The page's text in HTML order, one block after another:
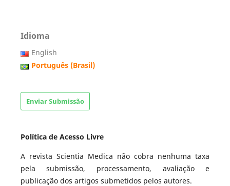
Idioma
English
Português (Brasil)
Enviar Submissão
Política de Acesso Livre
A revista Scientia Medica não cobra nenhuma taxa
pela submissão, processamento, avaliação e
publicação dos artigos submetidos pelos autores.